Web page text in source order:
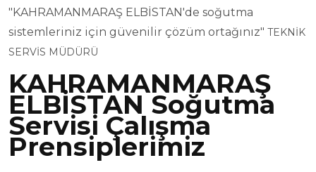
"KAHRAMANMARAŞ ELBİSTAN'de soğutma
sistemleriniz için güvenilir çözüm ortağınız" TEKNİK
SERVİS MÜDÜRÜ
KAHRAMANMARAŞ
ELBİSTAN Soğutma
Servisi Çalışma
Prensiplerimiz